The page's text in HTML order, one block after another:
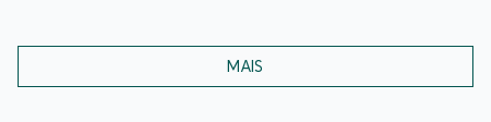
MAIS